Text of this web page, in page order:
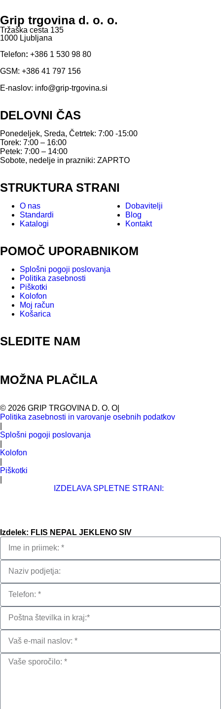
Grip trgovina d. o. o.
Tržaška cesta 135
1000 Ljubljana
Telefon: +386 1 530 98 80
GSM: +386 41 797 156
E-naslov: info@grip-trgovina.si
DELOVNI ČAS
Ponedeljek, Sreda, Četrtek: 7:00 -15:00
Torek: 7:00 – 16:00
Petek: 7:00 – 14:00
Sobote, nedelje in prazniki: ZAPRTO
STRUKTURA STRANI
O nas
Standardi
Katalogi
Dobavitelji
Blog
Kontakt
POMOČ UPORABNIKOM
Splošni pogoji poslovanja
Politika zasebnosti
Piškotki
Kolofon
Moj račun
Košarica
SLEDITE NAM
MOŽNA PLAČILA
© 2026 GRIP TRGOVINA D. O. O
Politika zasebnosti in varovanje osebnih podatkov
Splošni pogoji poslovanja
Kolofon
Piškotki
IZDELAVA SPLETNE STRANI:
Izdelek: FLIS NEPAL JEKLENO SIV